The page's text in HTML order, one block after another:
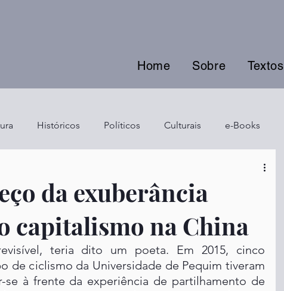
Home Sobre Textos
Históricos Políticos Culturais e-Books
da exuberância
capitalismo na China
teria dito um poeta. Em 2015, cinco
de ciclismo da Universidade de Pequim tiveram
se à frente da experiência de partilhamento de